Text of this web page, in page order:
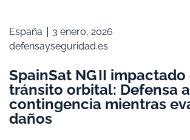
España
3 enero, 2026
defensayseguridad.es
SpainSat NG II impactado
tránsito orbital: Defensa
contingencia mientras
daños